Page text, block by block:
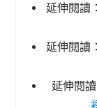
延伸閱讀：
延伸閱讀：
延伸閱讀